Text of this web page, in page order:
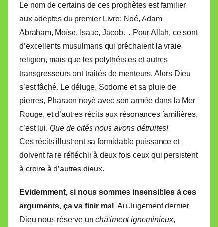
Le nom de certains de ces prophètes est familier
aux adeptes du premier Livre: Noé, Adam,
Abraham, Moïse, Isaac, Jacob… Pour Allah, ce sont
d’excellents musulmans qui prêchaient la vraie
religion, mais que les polythéistes et autres
transgresseurs ont traités de menteurs. Alors Dieu
s’est fâché. Le déluge, Sodome et sa pluie de
pierres, Pharaon noyé avec son armée dans la Mer
Rouge, et d’autres récits aux résonances familières,
c’est lui. Que de cités nous avons détruites!
Ces récits illustrent sa formidable puissance et
doivent faire réfléchir à deux fois ceux qui persistent
à croire à d’autres dieux.
Evidemment, si nous sommes insensibles à ces
arguments, ça va finir mal.Au Jugement dernier,
Dieu nous réserve un châtiment ignominieux,